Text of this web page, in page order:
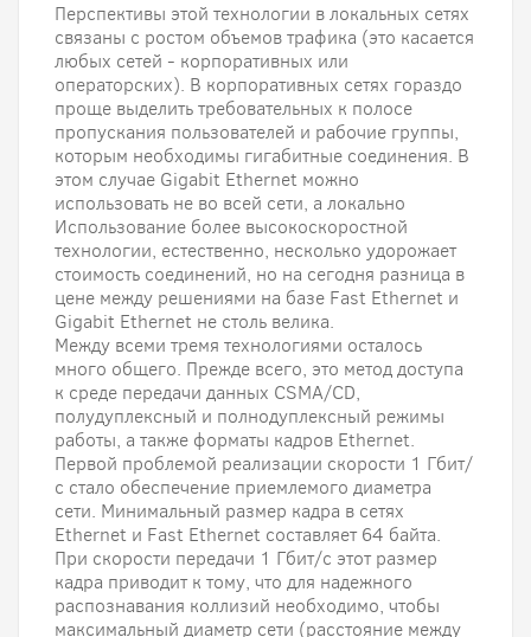
Перспективы этой технологии в локальных сетях
связаны с ростом объемов трафика (это касается
любых сетей - корпоративных или
операторских). В корпоративных сетях гораздо
проще выделить требовательных к полосе
пропускания пользователей и рабочие группы,
которым необходимы гигабитные соединения. В
этом случае Gigabit Ethernet можно
использовать не во всей сети, а локально
Использование более высокоскоростной
технологии, естественно, несколько удорожает
стоимость соединений, но на сегодня разница в
цене между решениями на базе Fast Ethernet и
Gigabit Ethernet не столь велика.
Между всеми тремя технологиями осталось
много общего. Прежде всего, это метод доступа
к среде передачи данных CSMA/CD,
полудуплексный и полнодуплексный режимы
работы, а также форматы кадров Ethernet.
Первой проблемой реализации скорости 1 Гбит/
с стало обеспечение приемлемого диаметра
сети. Минимальный размер кадра в сетях
Ethernet и Fast Ethernet составляет 64 байта.
При скорости передачи 1 Гбит/с этот размер
кадра приводит к тому, что для надежного
распознавания коллизий необходимо, чтобы
максимальный диаметр сети (расстояние между